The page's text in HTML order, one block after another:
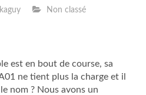
Non classé
est en bout de course, sa
ne tient plus la charge et il
nom ? Nous avons un